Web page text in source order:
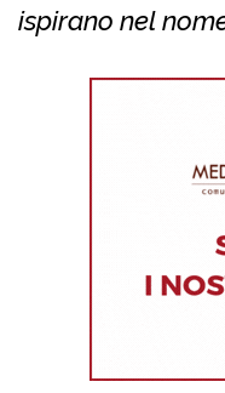
ispirano nel